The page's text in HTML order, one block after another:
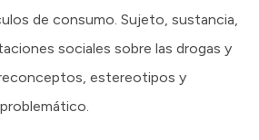
de consumo. Sujeto, sustancia,
sociales sobre las drogas y
estereotipos y